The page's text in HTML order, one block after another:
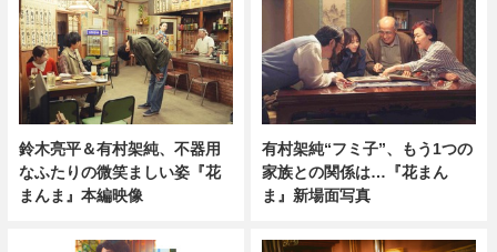
鈴木亮平＆有村架純、不器用
なふたりの微笑ましい姿『花
まんま』本編映像
有村架純“フミ子”、もう1つの
家族との関係は…『花まん
ま』新場面写真